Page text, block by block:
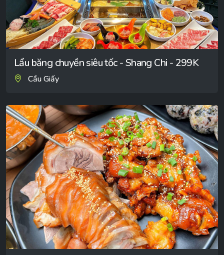
Lẩu băng chuyền siêu tốc - Shang Chi - 299K
Cầu Giấy